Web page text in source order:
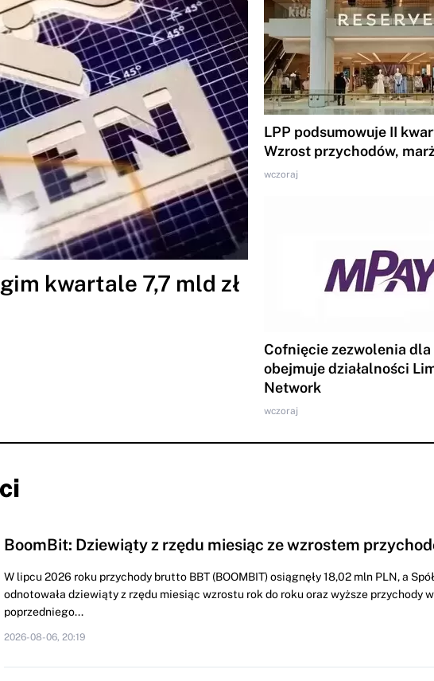
kwartale 7,7 mld zł
LPP podsumowuje II
Wzrost przychodów,
wczoraj
Cofnięcie zezwolenia dla
obejmuje działalności
Network
wczoraj
BoomBit: Dziewiąty z rzędu miesiąc ze wzrostem
W lipcu 2026 roku przychody brutto BBT (BOOMBIT) osiągnęły 18,02 mln PLN, a
odnotowała dziewiąty z rzędu miesiąc wzrostu rok do roku oraz wyższe przychody
poprzedniego...
2026-08-06, 20:19